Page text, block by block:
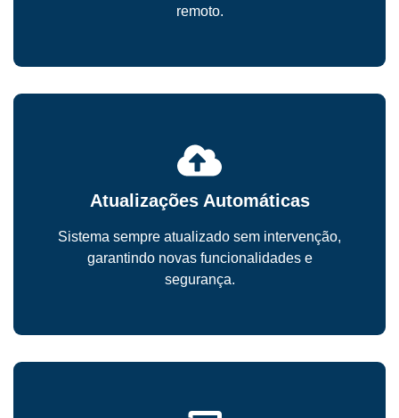
remoto.
Atualizações Automáticas
Sistema sempre atualizado sem intervenção,
garantindo novas funcionalidades e
segurança.